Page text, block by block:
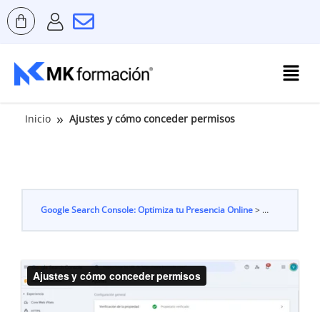
al
contenido
Menú
Inicio » Ajustes y cómo conceder permisos
Google Search Console: Optimiza tu Presencia Online Ajustes y